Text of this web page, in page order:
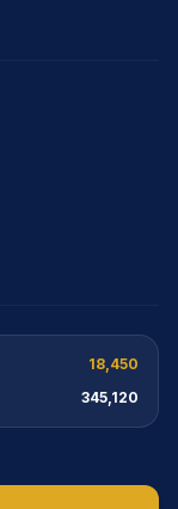
18,450
345,120